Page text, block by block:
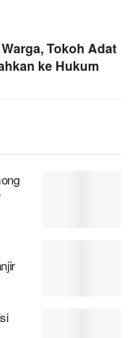
Tokoh Adat
ke Hukum